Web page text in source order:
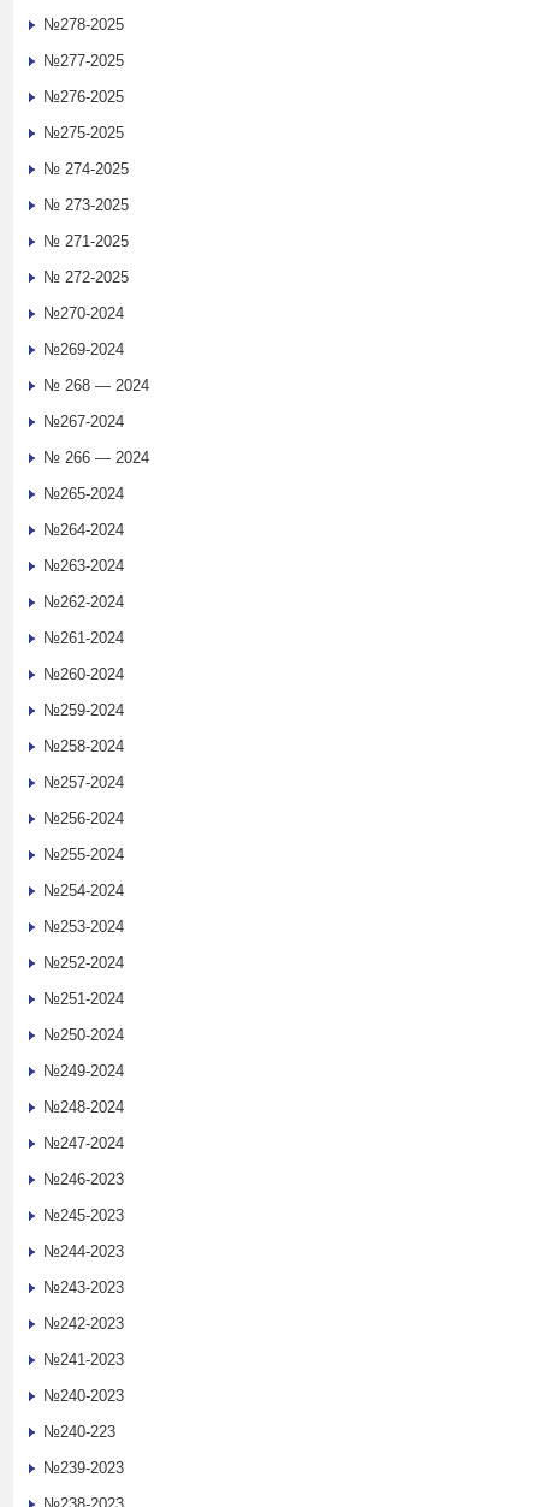
№278-2025
№277-2025
№276-2025
№275-2025
№ 274-2025
№ 273-2025
№ 271-2025
№ 272-2025
№270-2024
№269-2024
№ 268 — 2024
№267-2024
№ 266 — 2024
№265-2024
№264-2024
№263-2024
№262-2024
№261-2024
№260-2024
№259-2024
№258-2024
№257-2024
№256-2024
№255-2024
№254-2024
№253-2024
№252-2024
№251-2024
№250-2024
№249-2024
№248-2024
№247-2024
№246-2023
№245-2023
№244-2023
№243-2023
№242-2023
№241-2023
№240-2023
№240-223
№239-2023